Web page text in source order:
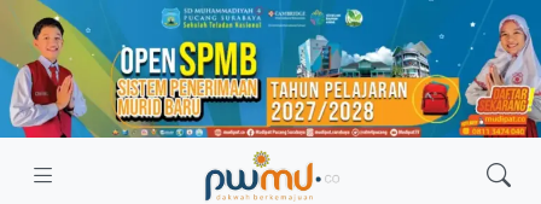
Skip
content